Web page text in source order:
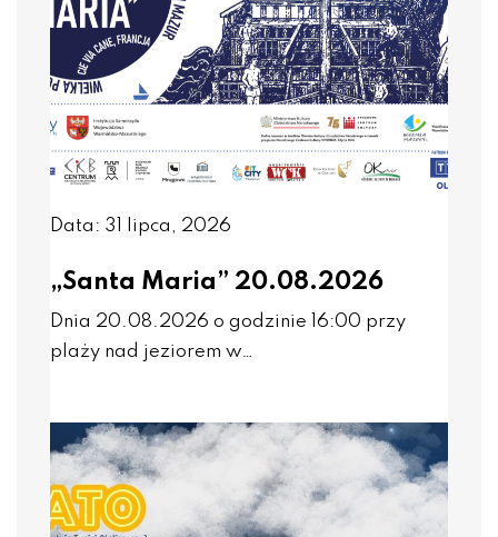
Data: 31 lipca, 2026
„Santa Maria” 20.08.2026
Dnia 20.08.2026 o godzinie 16:00 przy
plaży nad jeziorem w…